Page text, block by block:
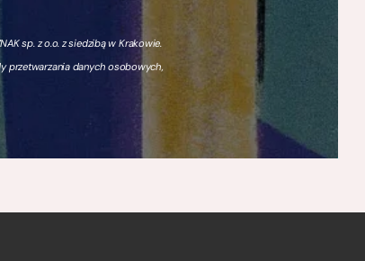
sp. z o.o. z siedzibą w Krakowie.
przetwarzania danych osobowych,